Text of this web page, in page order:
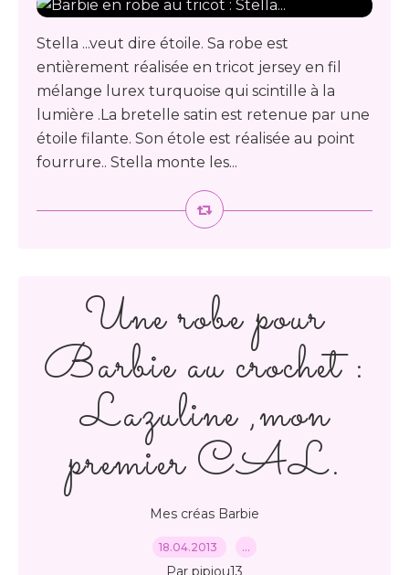
Stella ...veut dire étoile. Sa robe est
entièrement réalisée en tricot jersey en fil
mélange lurex turquoise qui scintille à la
lumière .La bretelle satin est retenue par une
étoile filante. Son étole est réalisée au point
fourrure.. Stella monte les...
Une robe pour
Barbie au crochet :
Lazuline ,mon
premier CAL.
Mes créas Barbie
18.04.2013 …
Par pipiou13